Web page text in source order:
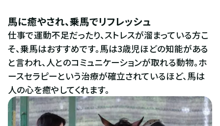
馬に癒やされ、乗馬でリフレッシュ
仕事で運動不足だったり、ストレスが溜まっている方こ
そ、乗馬はおすすめです。馬は3歳児ほどの知能がある
と言われ、人とのコミュニケーションが取れる動物。ホ
ースセラピーという治療が確立されているほど、馬は
人の心を癒やしてくれます。